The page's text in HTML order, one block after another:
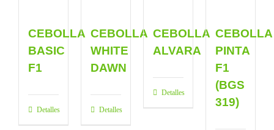
CEBOLLA
BASIC
F1
Detalles
CEBOLLA
WHITE
DAWN
Detalles
CEBOLLA
ALVARA
Detalles
CEBOLLA
PINTA
F1
(BGS
319)